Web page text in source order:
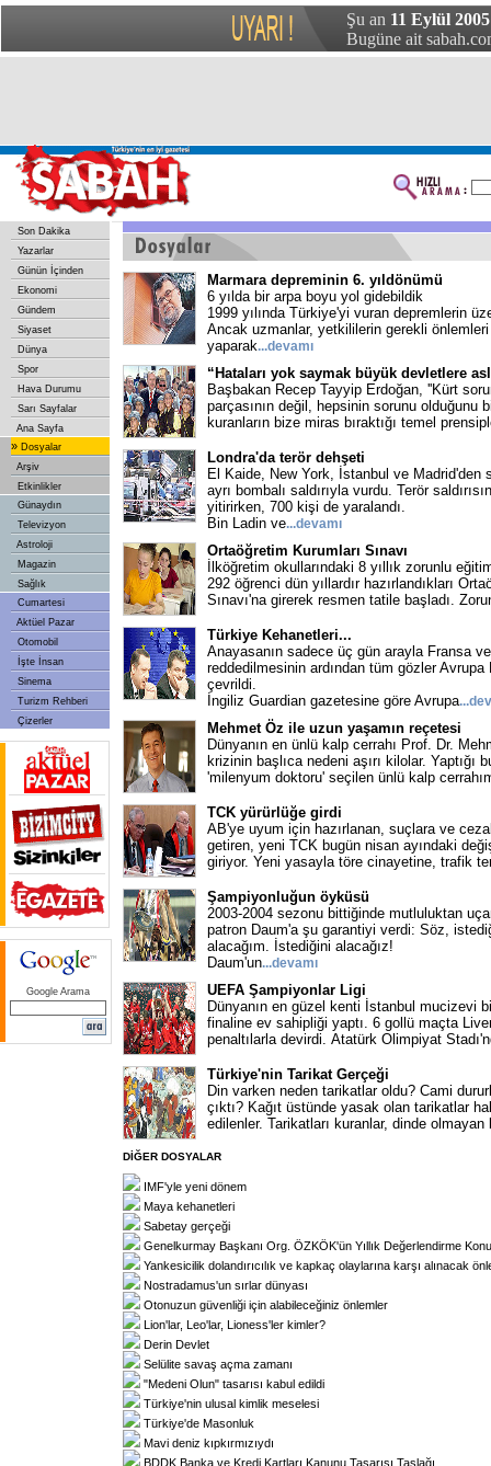
Şu an 11 Eylül
Bugüne ait
Son Dakika
Yazarlar
Günün İçinden
Ekonomi
Gündem
Siyaset
Dünya
Spor
Hava Durumu
Sarı Sayfalar
Ana Sayfa
» Dosyalar
Arşiv
Etkinlikler
Günaydın
Televizyon
Astroloji
Magazin
Sağlık
Cumartesi
Aktüel Pazar
Otomobil
İşte İnsan
Sinema
Turizm Rehberi
Çizerler
Google Arama
Marmara depreminin 6. yıldönümü
6 yılda bir arpa boyu yol gidebildik
1999 yılında Türkiye'yi vuran depremlerin
Ancak uzmanlar, yetkililerin gerekli önlemleri
yaparak...devamı
“Hataları yok saymak büyük devletlere
Başbakan Recep Tayyip Erdoğan, ''Kürt
parçasının değil, hepsinin sorunu olduğunu
kuranların bize miras bıraktığı temel
Londra'da terör dehşeti
El Kaide, New York, İstanbul ve Madrid'den
ayrı bombalı saldırıyla vurdu. Terör
yitirirken, 700 kişi de yaralandı.
Bin Ladin ve...devamı
Ortaöğretim Kurumları Sınavı
İlköğretim okullarındaki 8 yıllık zorunlu
292 öğrenci dün yıllardır hazırlandıkları
Sınavı'na girerek resmen tatile başladı.
Türkiye Kehanetleri...
Anayasanın sadece üç gün arayla Fransa
reddedilmesinin ardından tüm gözler
çevrildi.
İngiliz Guardian gazetesine göre Avrupa...
Mehmet Öz ile uzun yaşamın reçetesi
Dünyanın en ünlü kalp cerrahı Prof. Dr.
krizinin başlıca nedeni aşırı kilolar. Yaptığı
'milenyum doktoru' seçilen ünlü kalp
TCK yürürlüğe girdi
AB'ye uyum için hazırlanan, suçlara ve
getiren, yeni TCK bugün nisan ayındaki
giriyor. Yeni yasayla töre cinayetine, trafik
Şampiyonluğun öyküsü
2003-2004 sezonu bittiğinde mutluluktan
patron Daum'a şu garantiyi verdi: Söz,
alacağım. İstediğini alacağız!
Daum'un...devamı
UEFA Şampiyonlar Ligi
Dünyanın en güzel kenti İstanbul mucizevi
finaline ev sahipliği yaptı. 6 gollü maçta
penaltılarla devirdi. Atatürk Olimpiyat
Türkiye'nin Tarikat Gerçeği
Din varken neden tarikatlar oldu? Cami
çıktı? Kağıt üstünde yasak olan tarikatlar
edilenler. Tarikatları kuranlar, dinde
DİĞER DOSYALAR
IMF'yle yeni dönem
Maya kehanetleri
Sabetay gerçeği
Genelkurmay Başkanı Org. ÖZKÖK'ün Yıllık Değerlendirme
Yankesicilik dolandırıcılık ve kapkaç olaylarına karşı alınacak
Nostradamus'un sırlar dünyası
Otonuzun güvenliği için alabileceğiniz önlemler
Lion'lar, Leo'lar, Lioness'ler kimler?
Derin Devlet
Selülite savaş açma zamanı
"Medeni Olun" tasarısı kabul edildi
Türkiye'nin ulusal kimlik meselesi
Türkiye'de Masonluk
Mavi deniz kıpkırmızıydı
BDDK Banka ve Kredi Kartları Kanunu Tasarısı Taslağı